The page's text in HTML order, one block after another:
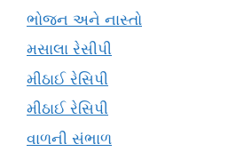
ભોજન અને નાસ્તો
મસાલા રેસીપી
મીઠાઈ રેસિપી
મીઠાઈ રેસિપી
વાળની સંભાળ